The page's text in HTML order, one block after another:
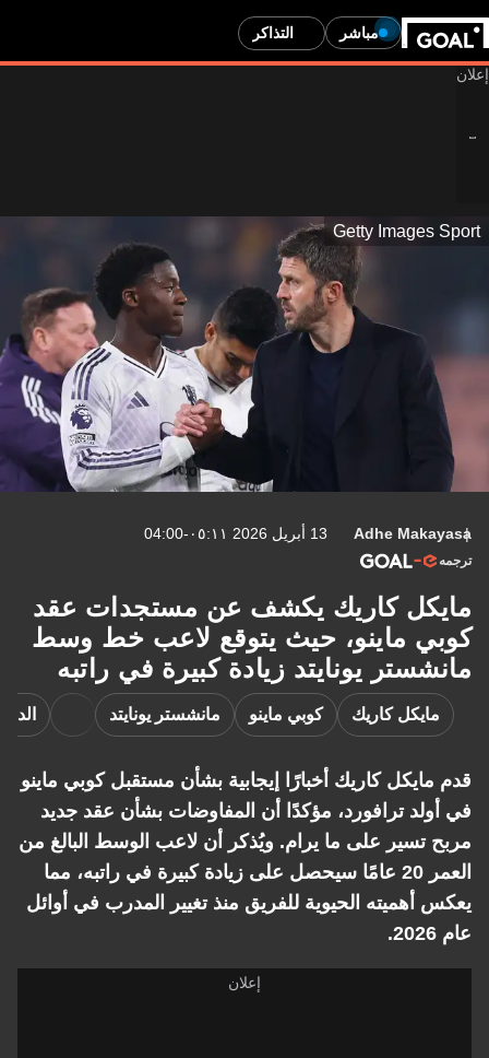
مباشر التذاكر
Getty Images Sport
Adhe Makayasa 13 أبريل 2026 ٠٥:١١-04:00
ترجمه
مايكل كاريك يكشف عن مستجدات عقد
كوبي ماينو، حيث يتوقع لاعب خط وسط
مانشستر يونايتد زيادة كبيرة في راتبه
مايكل كاريك كوبي ماينو مانشستر يونايتد
قدم مايكل كاريك أخبارًا إيجابية بشأن مستقبل كوبي ماينو
في أولد ترافورد، مؤكدًا أن المفاوضات بشأن عقد جديد
مربح تسير على ما يرام. ويُذكر أن لاعب الوسط البالغ من
العمر 20 عامًا سيحصل على زيادة كبيرة في راتبه، مما
يعكس أهميته الحيوية للفريق منذ تغيير المدرب في أوائل
عام 2026.